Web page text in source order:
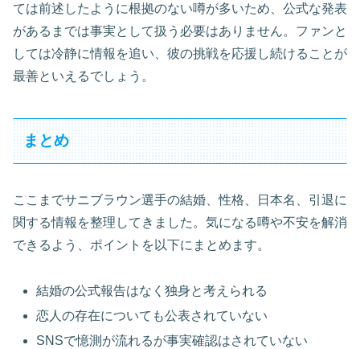
ては前述したように根拠のない噂が多いため、公式な発表
があるまでは事実として扱う必要はありません。ファンと
しては冷静に情報を追い、彼の挑戦を応援し続けることが
最善といえるでしょう。
まとめ
ここまでサニブラウン選手の結婚、性格、日本名、引退に
関する情報を整理してきました。気になる噂や不安を解消
できるよう、ポイントを以下にまとめます。
結婚の公式報告はなく独身と考えられる
恋人の存在についても公表されていない
SNSで憶測が流れるが事実確認はされていない